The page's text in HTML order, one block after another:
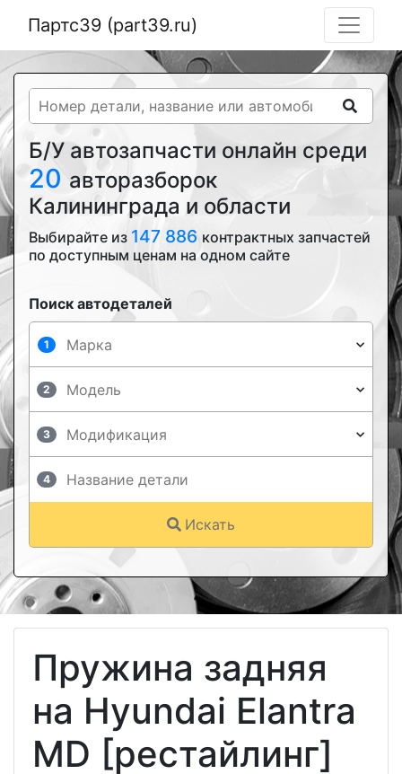
Партс39 (part39.ru)
Б/У автозапчасти онлайн среди
20 авторазборок
Калининграда и области
Выбирайте из 147 886 контрактных запчастей
по доступным ценам на одном сайте
Поиск автодеталей
1
2
3
4
Искать
Пружина задняя
на Hyundai Elantra
MD [рестайлинг]